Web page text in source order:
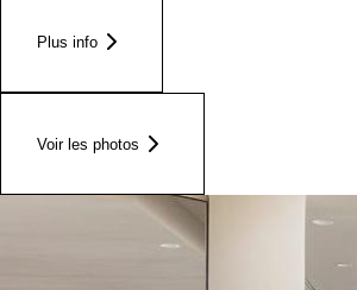
Plus info
Voir les photos